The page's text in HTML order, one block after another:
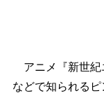
アニメ『新世紀
などで知られるピ